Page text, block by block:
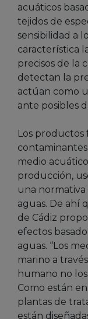
acuáticos
tejidos de
sensibilidad a
característica
precisos de la
detectan la
actúan como
ante posibles
Los productos
medio
producción,
una normativa
aguas. De ahí
de Cádiz
efectos
aguas. “Los
marino a
humano no
Como están
plantas de
están